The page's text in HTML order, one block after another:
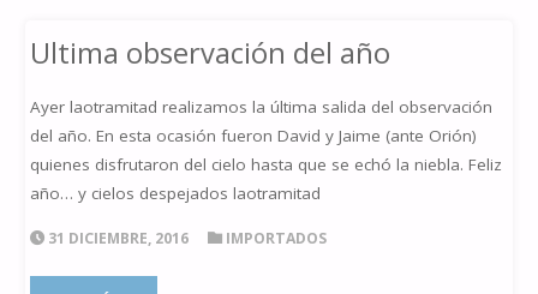
Ultima observación del año
Ayer laotramitad realizamos la última salida del observación
del año. En esta ocasión fueron David y Jaime (ante Orión)
quienes disfrutaron del cielo hasta que se echó la niebla. Feliz
año… y cielos despejados laotramitad
31 DICIEMBRE, 2016 IMPORTADOS